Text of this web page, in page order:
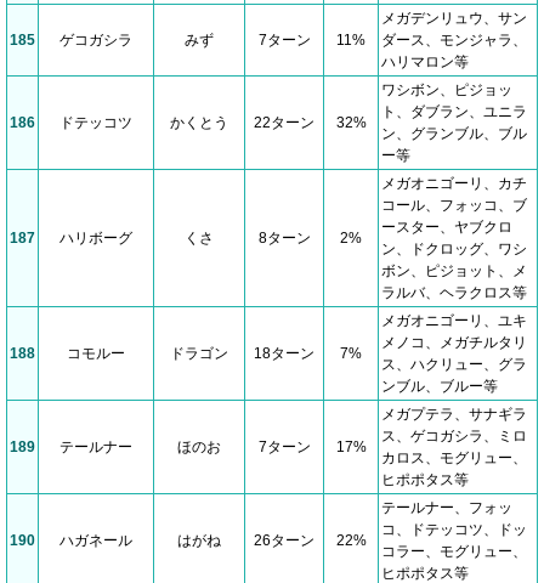
185 ゲコガシラ みず 7ターン 11%
メガデンリュウ、サン
ダース、モンジャラ、
ハリマロン等
186 ドテッコツ かくとう 22ターン 32%
ワシボン、ピジョッ
ト、ダブラン、ユニラ
ン、グランブル、ブル
ー等
187 ハリボーグ くさ 8ターン 2%
メガオニゴーリ、カチ
コール、フォッコ、ブ
ースター、ヤブクロ
ン、ドクロッグ、ワシ
ボン、ピジョット、メ
ラルバ、ヘラクロス等
188 コモルー ドラゴン 18ターン 7%
メガオニゴーリ、ユキ
メノコ、メガチルタリ
ス、ハクリュー、グラ
ンブル、ブルー等
189 テールナー ほのお 7ターン 17%
メガプテラ、サナギラ
ス、ゲコガシラ、ミロ
カロス、モグリュー、
ヒポポタス等
190 ハガネール はがね 26ターン 22%
テールナー、フォッ
コ、ドテッコツ、ドッ
コラー、モグリュー、
ヒポポタス等